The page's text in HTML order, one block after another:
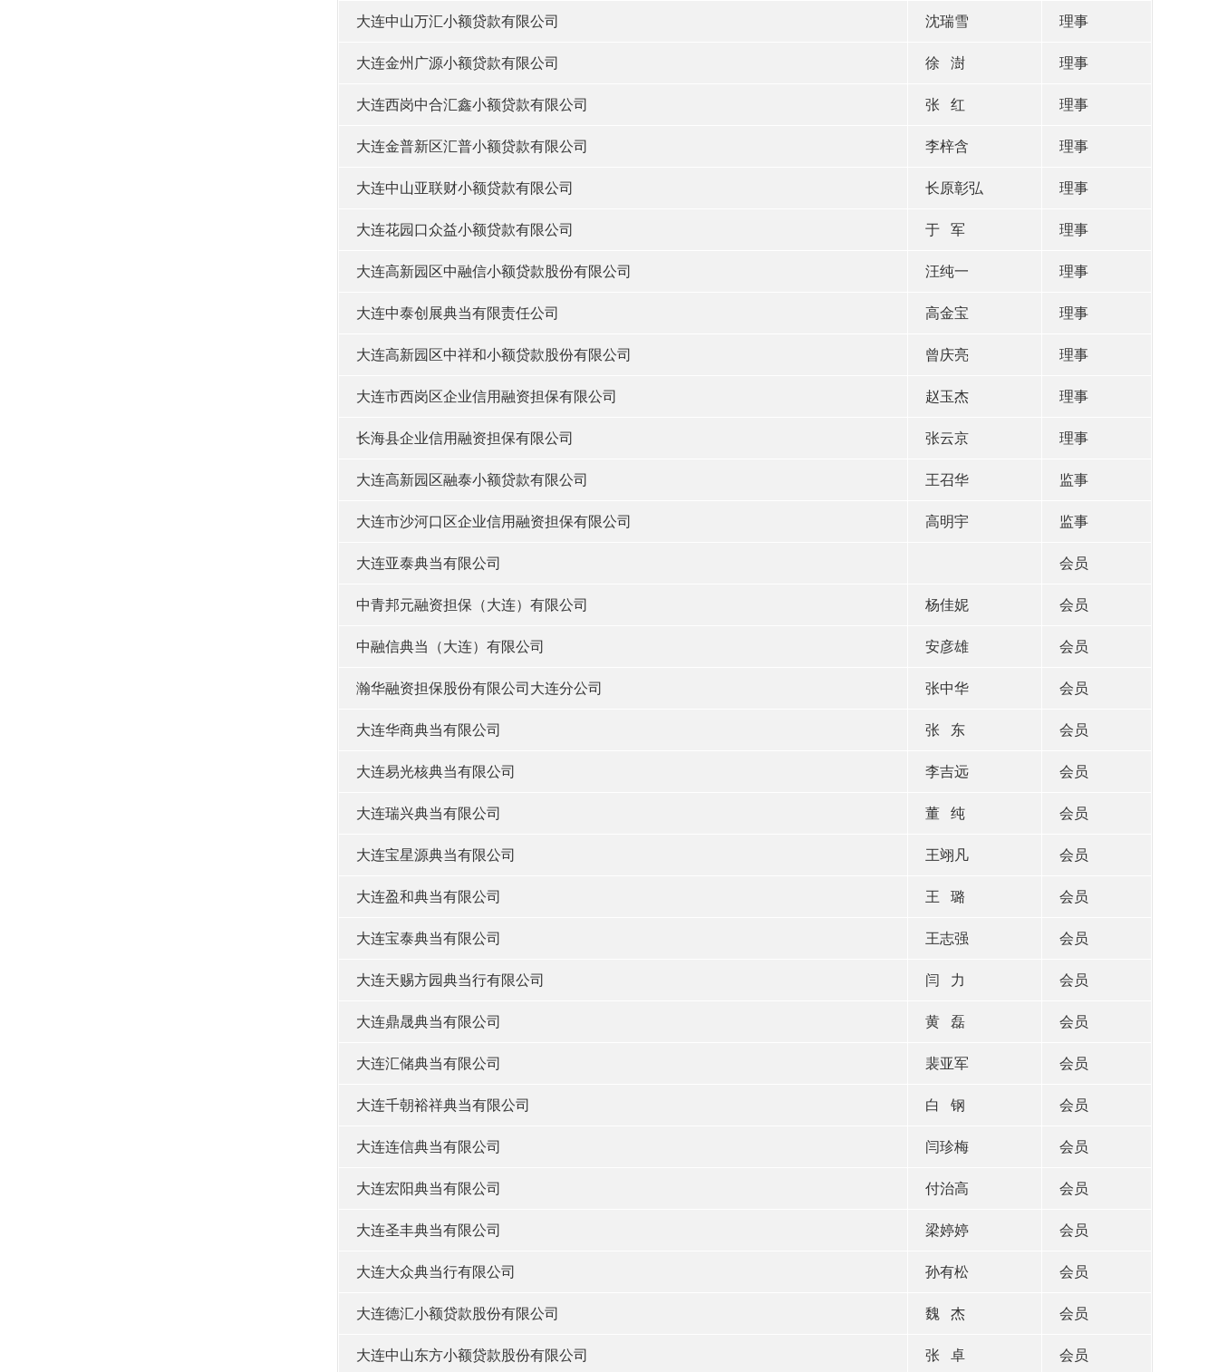
大连中山万汇小额贷款有限公司 沈瑞雪 理事
大连金州广源小额贷款有限公司 徐 澍 理事
大连西岗中合汇鑫小额贷款有限公司 张 红 理事
大连金普新区汇普小额贷款有限公司 李梓含 理事
大连中山亚联财小额贷款有限公司 长原彰弘 理事
大连花园口众益小额贷款有限公司 于 军 理事
大连高新园区中融信小额贷款股份有限公司 汪纯一 理事
大连中泰创展典当有限责任公司 高金宝 理事
大连高新园区中祥和小额贷款股份有限公司 曾庆亮 理事
大连市西岗区企业信用融资担保有限公司 赵玉杰 理事
长海县企业信用融资担保有限公司 张云京 理事
大连高新园区融泰小额贷款有限公司 王召华 监事
大连市沙河口区企业信用融资担保有限公司 高明宇 监事
大连亚泰典当有限公司 会员
中青邦元融资担保（大连）有限公司 杨佳妮 会员
中融信典当（大连）有限公司 安彦雄 会员
瀚华融资担保股份有限公司大连分公司 张中华 会员
大连华商典当有限公司 张 东 会员
大连易光核典当有限公司 李吉远 会员
大连瑞兴典当有限公司 董 纯 会员
大连宝星源典当有限公司 王翊凡 会员
大连盈和典当有限公司 王 璐 会员
大连宝泰典当有限公司 王志强 会员
大连天赐方园典当行有限公司 闫 力 会员
大连鼎晟典当有限公司 黄 磊 会员
大连汇储典当有限公司 裴亚军 会员
大连千朝裕祥典当有限公司 白 钢 会员
大连连信典当有限公司 闫珍梅 会员
大连宏阳典当有限公司 付治高 会员
大连圣丰典当有限公司 梁婷婷 会员
大连大众典当行有限公司 孙有松 会员
大连德汇小额贷款股份有限公司 魏 杰 会员
大连中山东方小额贷款股份有限公司 张 卓 会员